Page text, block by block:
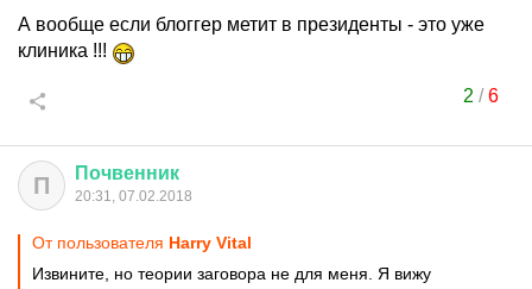
А вообще если блоггер метит в президенты - это уже
клиника !!!
2 /6
П Почвенник
20:31, 07.02.2018
От пользователя Harry Vital
Извините, но теории заговора не для меня. Я вижу